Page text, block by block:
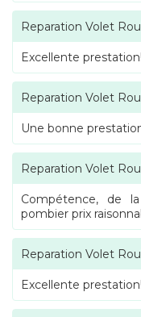
Reparation Volet
Excellente prestation!
Reparation Volet
Une bonne
Reparation Volet
Compétence, de
pombier prix
Reparation Volet
Excellente prestation!